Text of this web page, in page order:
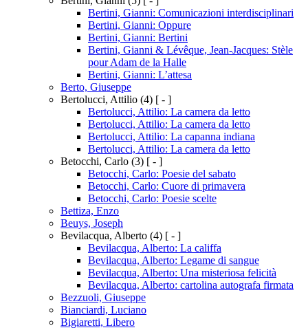
Bertini, Gianni: Comunicazioni interdisciplinari
Bertini, Gianni: Oppure
Bertini, Gianni: Bertini
Bertini, Gianni & Lévêque, Jean-Jacques: Stèle
pour Adam de la Halle
Bertini, Gianni: L’attesa
Berto, Giuseppe
Bertolucci, Attilio (4) [ - ]
Bertolucci, Attilio: La camera da letto
Bertolucci, Attilio: La camera da letto
Bertolucci, Attilio: La capanna indiana
Bertolucci, Attilio: La camera da letto
Betocchi, Carlo (3) [ - ]
Betocchi, Carlo: Poesie del sabato
Betocchi, Carlo: Cuore di primavera
Betocchi, Carlo: Poesie scelte
Bettiza, Enzo
Beuys, Joseph
Bevilacqua, Alberto (4) [ - ]
Bevilacqua, Alberto: La califfa
Bevilacqua, Alberto: Legame di sangue
Bevilacqua, Alberto: Una misteriosa felicità
Bevilacqua, Alberto: cartolina autografa firmata
Bezzuoli, Giuseppe
Bianciardi, Luciano
Bigiaretti, Libero